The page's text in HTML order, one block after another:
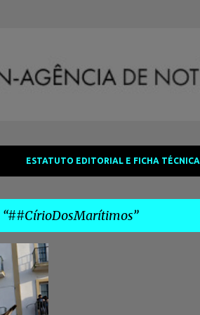
ESTATUTO EDITORIAL E FICHA TÉCNICA
##CírioDosMarítimos
+ 5